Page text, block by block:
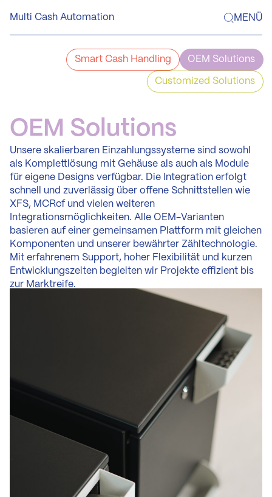
content
Multi Cash Automation MENÜ
Smart Cash Handling OEM Solutions
Customized Solutions
OEM Solutions
Unsere skalierbaren Einzahlungssysteme sind sowohl
als Komplettlösung mit Gehäuse als auch als Module
für eigene Designs verfügbar. Die Integration erfolgt
schnell und zuverlässig über offene Schnittstellen wie
XFS, MCRcf und vielen weiteren
Integrationsmöglichkeiten. Alle OEM-Varianten
basieren auf einer gemeinsamen Plattform mit gleichen
Komponenten und unserer bewährter Zähltechnologie.
Mit erfahrenem Support, hoher Flexibilität und kurzen
Entwicklungszeiten begleiten wir Projekte effizient bis
zur Marktreife.